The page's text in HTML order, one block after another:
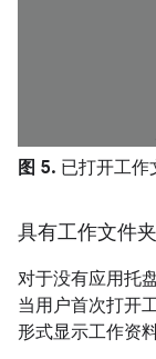
图 5. 已打开工作
具有工作文件
对于没有应用托
当用户首次打开
形式显示工作资